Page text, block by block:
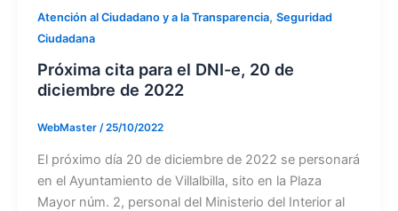
Atención al Ciudadano y a la Transparencia, Seguridad
Ciudadana
Próxima cita para el DNI-e, 20 de
diciembre de 2022
WebMaster /25/10/2022
El próximo día 20 de diciembre de 2022 se personará
en el Ayuntamiento de Villalbilla, sito en la Plaza
Mayor núm. 2, personal del Ministerio del Interior al